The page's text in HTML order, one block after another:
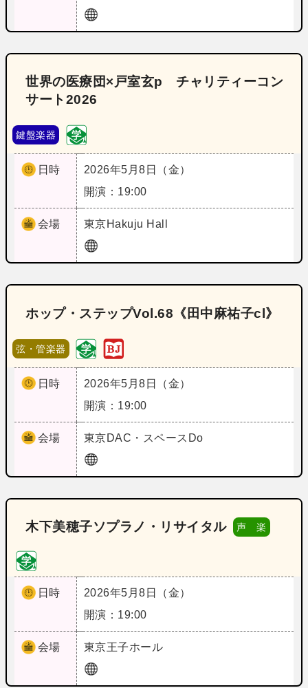
世界の医療団×戸室玄p チャリティーコン
サート2026
鍵盤楽器
日時
2026年5月8日（金）
開演：19:00
会場 東京Hakuju Hall
ホップ・ステップVol.68《田中麻祐子cl》
弦・管楽器
日時
2026年5月8日（金）
開演：19:00
会場 東京DAC・スペースDo
木下美穂子ソプラノ・リサイタル 声 楽
日時
2026年5月8日（金）
開演：19:00
会場 東京王子ホール